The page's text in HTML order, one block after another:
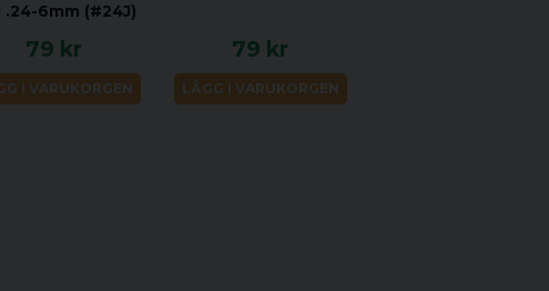
.24-6mm (#24J)
79 kr
I VARUKORGEN
79 kr
LÄGG I VARUKORGEN